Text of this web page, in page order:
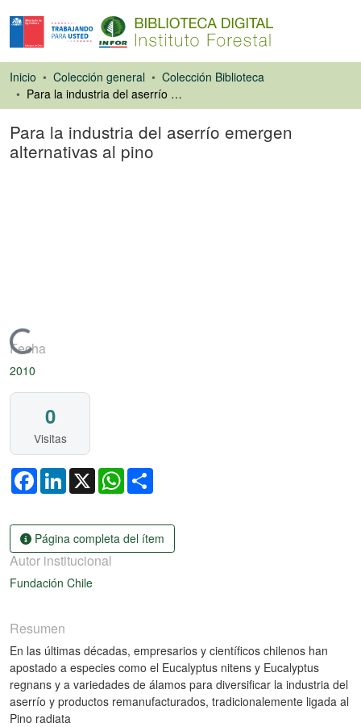
Inicio Colección general
Colección Biblioteca
Para la industria del aserrío emergen alternativas al pino
Para la industria del aserrío emergen
alternativas al pino
Cargando...
Fecha
2010
0
Visitas
FacebookLinkedIn
X WhatsApp
Página completa del ítem
Autor institucional
Fundación Chile
Resumen
En las últimas décadas, empresarios y científicos chilenos han
apostado a especies como el Eucalyptus nitens y Eucalyptus
regnans y a variedades de álamos para diversificar la industria del
aserrío y productos remanufacturados, tradicionalemente ligada al
Pino radiata